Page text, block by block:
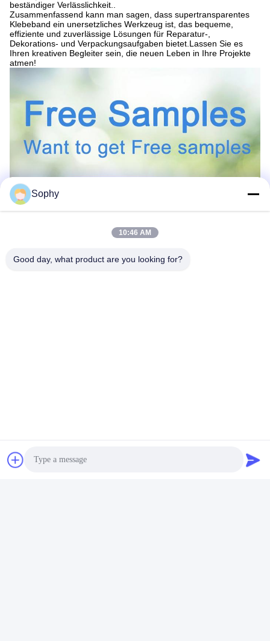
beständiger Verlässlichkeit..
Zusammenfassend kann man sagen, dass supertransparentes
Klebeband ein unersetzliches Werkzeug ist, das bequeme,
effiziente und zuverlässige Lösungen für Reparatur-,
Dekorations- und Verpackungsaufgaben bietet.Lassen Sie es
Ihren kreativen Begleiter sein, die neuen Leben in Ihre Projekte
atmen!
Sophy
10:46 AM
Good day, what product are you looking for?